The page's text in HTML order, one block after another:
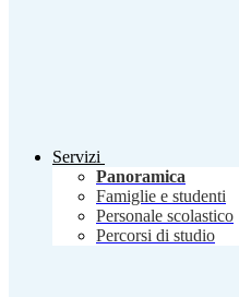
Servizi
Panoramica
Famiglie e studenti
Personale scolastico
Percorsi di studio